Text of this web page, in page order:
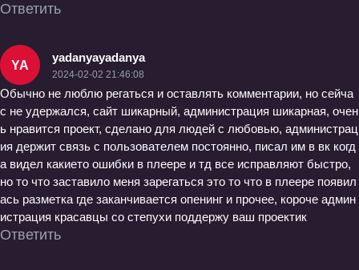
Ответить
YA
yadanyayadanya
2024-02-02 21:46:08
Обычно не люблю регаться и оставлять комментарии, но сейча
с не удержался, сайт шикарный, администрация шикарная, очен
ь нравится проект, сделано для людей с любовью, администрац
ия держит связь с пользователем постоянно, писал им в вк когд
а видел какието ошибки в плеере и тд все исправляют быстро,
но то что заставило меня зарегаться это то что в плеере появил
ась разметка где заканчивается опенинг и прочее, короче админ
истрация красавцы со степухи поддержу ваш проектик
Ответить